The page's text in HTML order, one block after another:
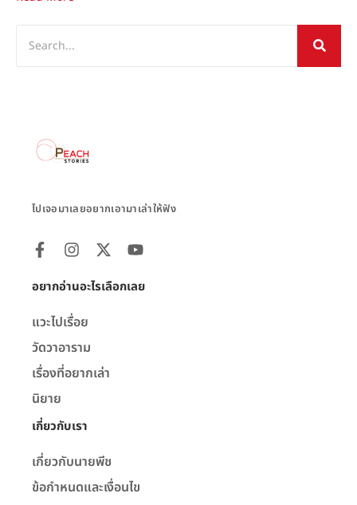
ไปเจอมาเลยอยากเอามาเล่าให้ฟัง
อยากอ่านอะไรเลือกเลย
แวะไปเรื่อย
วัดวาอาราม
เรื่องที่อยากเล่า
นิยาย
เกี่ยวกับเรา
เกี่ยวกับนายพีช
ข้อกำหนดและเงื่อนไข